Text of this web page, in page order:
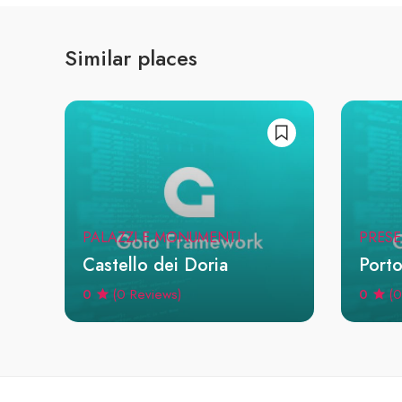
Similar places
PALAZZI E MONUMENTI
Castello dei Doria
0 (0 Reviews) 0